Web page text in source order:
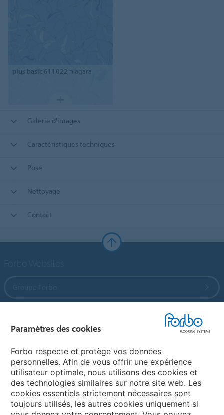
plus basic 611022 niagara
Galerie d'images
Caractéristiques techniques
Pose
Nettoyage
Contact
Selectionnez un pays
Sélectionnez votre pays
Paramètres des cookies
Forbo respecte et protège vos données
personnelles. Afin de vous offrir une expérience
utilisateur optimale, nous utilisons des cookies et
des technologies similaires sur notre site web. Les
cookies essentiels strictement nécessaires sont
toujours utilisés, les autres cookies uniquement si